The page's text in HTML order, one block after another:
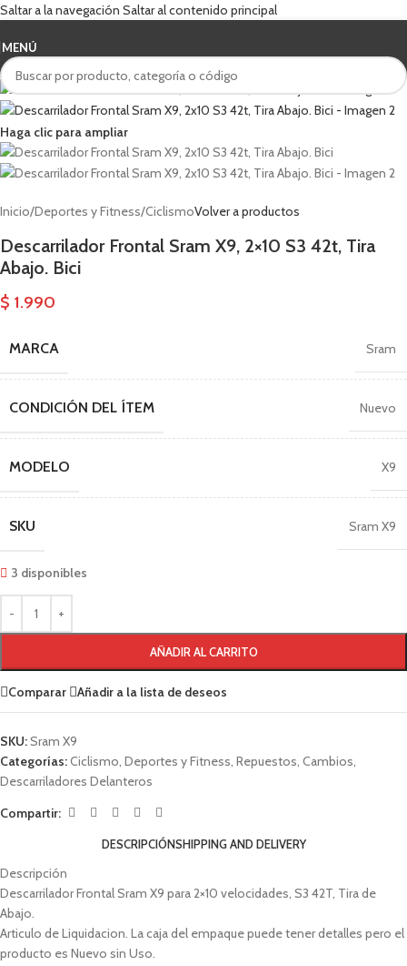
Saltar a la navegación Saltar al contenido principal
MENÚ
Haga clic para ampliar
Inicio/Deportes y Fitness/CiclismoVolver a productos
Descarrilador Frontal Sram X9, 2×10 S3 42t, Tira
Abajo. Bici
$ 1.990
MARCA Sram
CONDICIÓN DEL ÍTEM Nuevo
MODELO X9
SKU Sram X9
3 disponibles
AÑADIR AL CARRITO
Comparar Añadir a la lista de deseos
SKU:Sram X9
Categorías:Ciclismo, Deportes y Fitness, Repuestos, Cambios,
Descarriladores Delanteros
Compartir:
DESCRIPCIÓNSHIPPING AND DELIVERY
Descripción
Descarrilador Frontal Sram X9 para 2×10 velocidades, S3 42T, Tira de
Abajo.
Articulo de Liquidacion. La caja del empaque puede tener detalles pero el
producto es Nuevo sin Uso.